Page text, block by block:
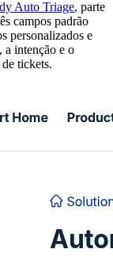
Auto Triage, parte
campos padrão
personalizados e
a intenção e o
tickets.